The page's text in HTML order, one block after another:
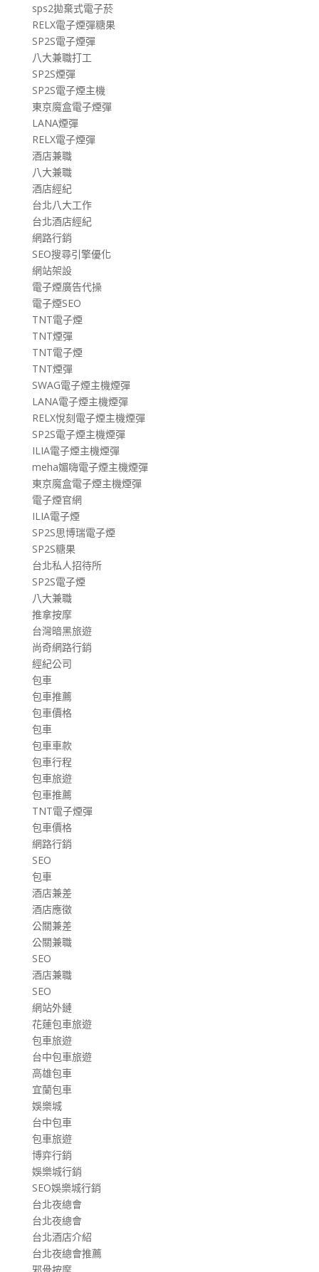
sps2拋棄式電子菸
RELX電子煙彈糖果
SP2S電子煙彈
八大兼職打工
SP2S煙彈
SP2S電子煙主機
東京魔盒電子煙彈
LANA煙彈
RELX電子煙彈
酒店兼職
八大兼職
酒店經紀
台北八大工作
台北酒店經紀
網路行銷
SEO搜尋引擎優化
網站架設
電子煙廣告代操
電子煙SEO
TNT電子煙
TNT煙彈
TNT電子煙
TNT煙彈
SWAG電子煙主機煙彈
LANA電子煙主機煙彈
RELX悅刻電子煙主機煙彈
SP2S電子煙主機煙彈
ILIA電子煙主機煙彈
meha媚嗨電子煙主機煙彈
東京魔盒電子煙主機煙彈
電子煙官網
ILIA電子煙
SP2S思博瑞電子煙
SP2S糖果
台北私人招待所
SP2S電子煙
八大兼職
推拿按摩
台灣暗黑旅遊
尚奇網路行銷
經紀公司
包車
包車推薦
包車價格
包車
包車車款
包車行程
包車旅遊
包車推薦
TNT電子煙彈
包車價格
網路行銷
SEO
包車
酒店兼差
酒店應徵
公關兼差
公關兼職
SEO
酒店兼職
SEO
網站外鏈
花蓮包車旅遊
包車旅遊
台中包車旅遊
高雄包車
宜蘭包車
娛樂城
台中包車
包車旅遊
博弈行銷
娛樂城行銷
SEO娛樂城行銷
台北夜總會
台北夜總會
台北酒店介紹
台北夜總會推薦